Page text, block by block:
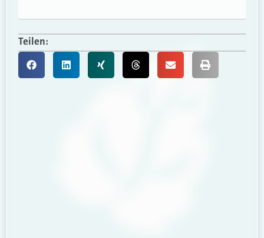
Teilen: